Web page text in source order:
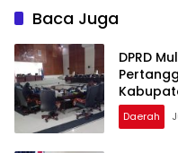
Baca Juga
DPRD
Daerah